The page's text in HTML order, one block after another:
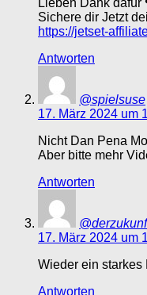
Lieben Dank dafür
Sichere dir Jetzt
https://jetset-
Antworten
@spielsuse
17. März 2024 um
Nicht Dan Pena
Aber bitte mehr
Antworten
17. März 2024 um
Wieder ein starkes
Antworten